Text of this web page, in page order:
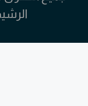
الرشيدية 2010